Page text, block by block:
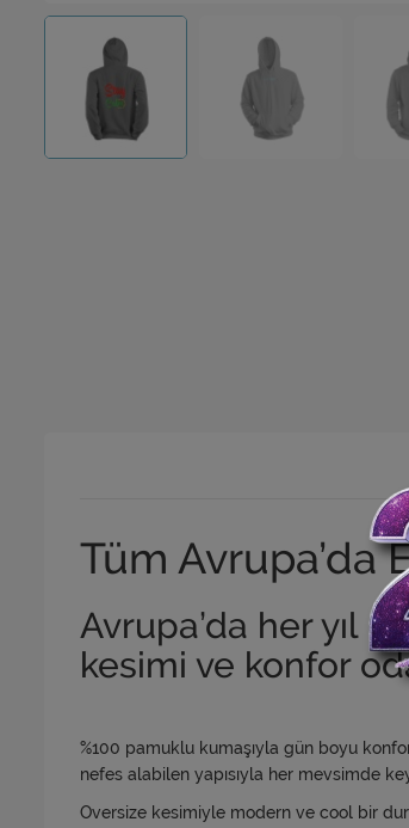
Tüm Avrupa’da
Avrupa’da her yıl
kesimi ve konfor
%100 pamuklu kumaşıyla gün boyu
nefes alabilen yapısıyla her mevsimde
Oversize kesimiyle modern ve cool bir